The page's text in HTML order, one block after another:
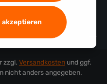
zzgl. Versandkosten und ggf.
nicht anders angegeben.
akzeptieren